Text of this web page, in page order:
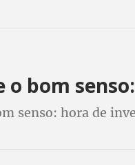
o bom
senso: hora de